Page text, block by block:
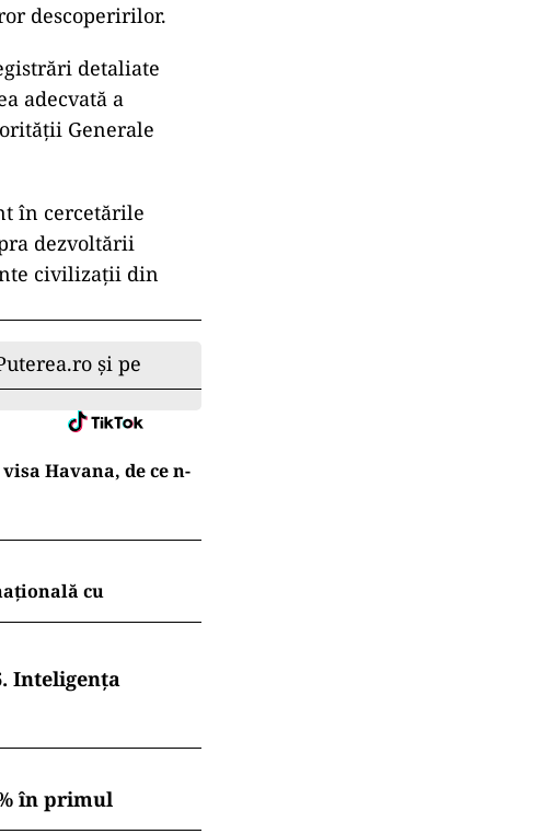
de vase ceramice,
excelentă de
cu Soheil Al-
importanța
descoperirilor.
detaliate
adecvată a
Generale
în cercetările
dezvoltării
civilizații din
și pe